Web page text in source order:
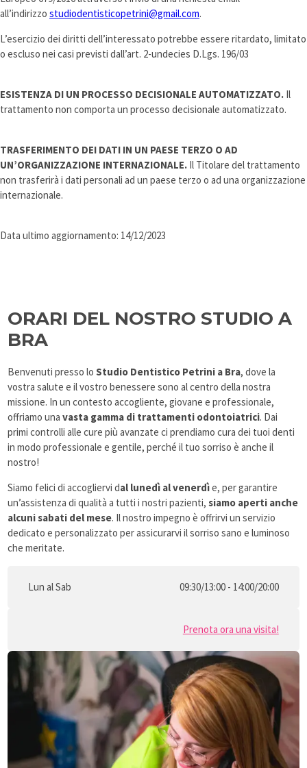
all’indirizzo studiodentisticopetrini@gmail.com.
L’esercizio dei diritti dell’interessato potrebbe essere ritardato, limitato
o escluso nei casi previsti dall’art. 2-undecies D.Lgs. 196/03
ESISTENZA DI UN PROCESSO DECISIONALE AUTOMATIZZATO. Il
trattamento non comporta un processo decisionale automatizzato.
TRASFERIMENTO DEI DATI IN UN PAESE TERZO O AD
UN’ORGANIZZAZIONE INTERNAZIONALE. Il Titolare del trattamento
non trasferirà i dati personali ad un paese terzo o ad una organizzazione
internazionale.
Data ultimo aggiornamento: 14/12/2023
ORARI DEL NOSTRO STUDIO A
BRA
Benvenuti presso loStudio Dentistico Petrini a Bra, dove la
vostra salute e il vostro benessere sono al centro della nostra
missione. In un contesto accogliente, giovane e professionale,
offriamo unavasta gamma di trattamenti odontoiatrici. Dai
primi controlli alle cure più avanzate ci prendiamo cura dei tuoi denti
in modo professionale e gentile, perché il tuo sorriso è anche il
nostro!
Siamo felici di accogliervi dal lunedì al venerdìe, per garantire
un’assistenza di qualità a tutti i nostri pazienti,siamo aperti anche
alcuni sabati del mese. Il nostro impegno è offrirvi un servizio
dedicato e personalizzato per assicurarvi il sorriso sano e luminoso
che meritate.
Lun al Sab 09:30/13:00 - 14:00/20:00
Prenota ora una visita!